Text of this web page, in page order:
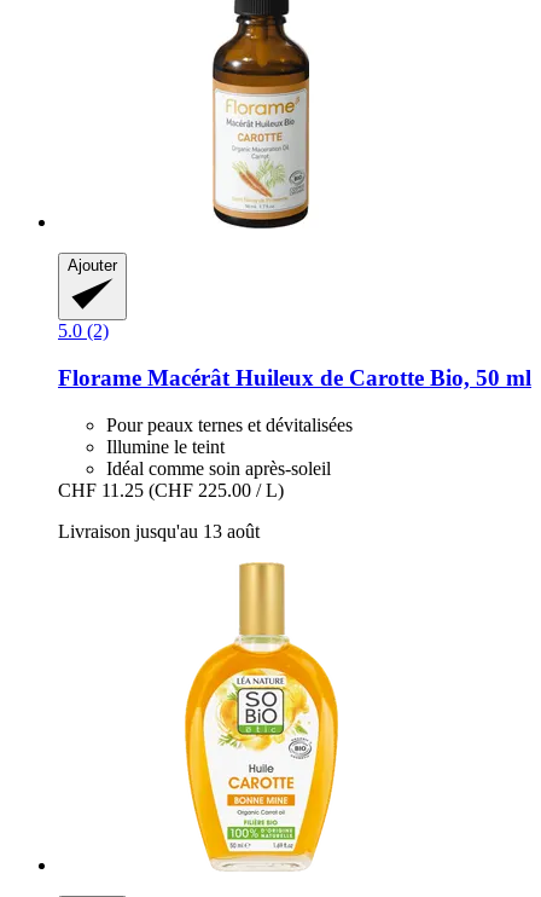
Ajouter
5.0 (2)
Florame Macérât Huileux de Carotte Bio, 50 ml
Pour peaux ternes et dévitalisées
Illumine le teint
Idéal comme soin après-soleil
CHF 11.25 (CHF 225.00 / L)
Livraison jusqu'au 13 août